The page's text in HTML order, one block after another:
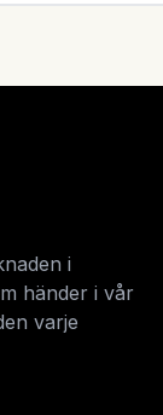
i
händer i vår
varje